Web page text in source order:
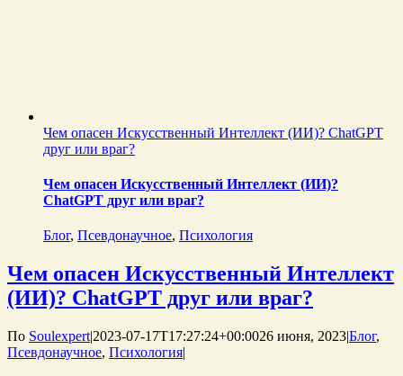
Чем опасен Искусственный Интеллект (ИИ)? ChatGPT
друг или враг?
Чем опасен Искусственный Интеллект (ИИ)?
ChatGPT друг или враг?
Блог, Псевдонаучное, Психология
Чем опасен Искусственный Интеллект
(ИИ)? ChatGPT друг или враг?
По Soulexpert|2023-07-17T17:27:24+00:0026 июня, 2023|Блог,
Псевдонаучное, Психология|